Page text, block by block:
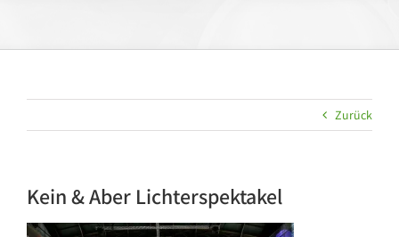
Zurück
Kein & Aber Lichterspektakel